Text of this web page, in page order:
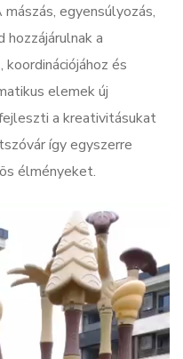
egyensúlyozás,
hozzájárulnak a
és
elemek új
a kreativitásukat
így egyszerre
élményeket.